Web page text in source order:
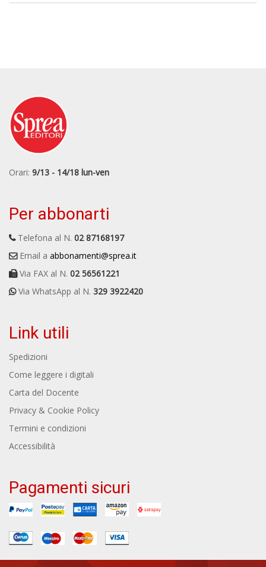
Orari: 9/13 - 14/18 lun-ven
Per abbonarti
Telefona al N. 02 87168197
Email a abbonamenti@sprea.it
Via FAX al N. 02 56561221
Via WhatsApp al N. 329 3922420
Link utili
Spedizioni
Come leggere i digitali
Carta del Docente
Privacy & Cookie Policy
Termini e condizioni
Accessibilità
Pagamenti sicuri